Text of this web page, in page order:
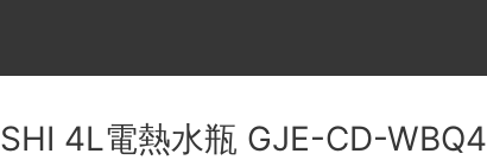
4L電熱水瓶 GJE-CD-